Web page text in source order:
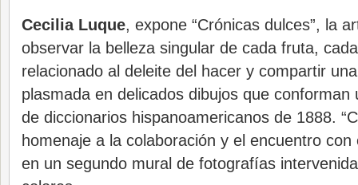
Cecilia Luque, expone “Crónicas dulces”, la
observar la belleza singular de cada fruta,
relacionado al deleite del hacer y compartir
plasmada en delicados dibujos que conforman
de diccionarios hispanoamericanos de 1888.
homenaje a la colaboración y el encuentro
en un segundo mural de fotografías